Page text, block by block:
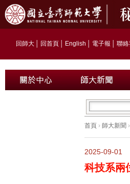
回師大 回首頁 English 電子報 聯絡
首頁 › 師大新聞 ›
2025-09-01
科技系兩